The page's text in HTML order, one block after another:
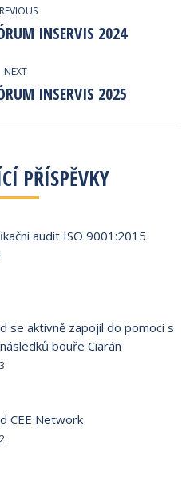
Previous
INSERVIS 2024
NEXT
NextINSERVIS 2025
PŘÍSPĚVKY
audit ISO 9001:2015
se aktivně zapojil do pomoci s
bouře Ciarán
CEE Network